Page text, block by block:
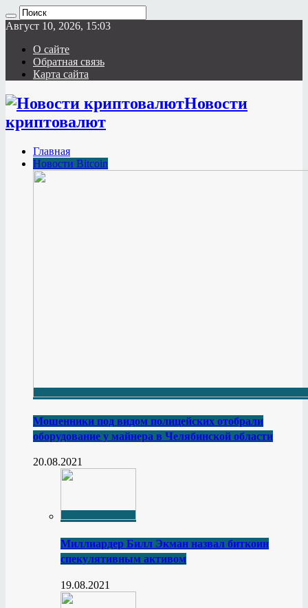
Август 10, 2026, 15:03
О сайте
Обратная связь
Карта сайта
Новости
криптовалют
Главная
Новости Bitcoin
Мошенники под видом полицейских отобрали
оборудование у майнера в Челябинской области
20.08.2021
Миллиардер Билл Экман назвал биткоин
спекулятивным активом
19.08.2021